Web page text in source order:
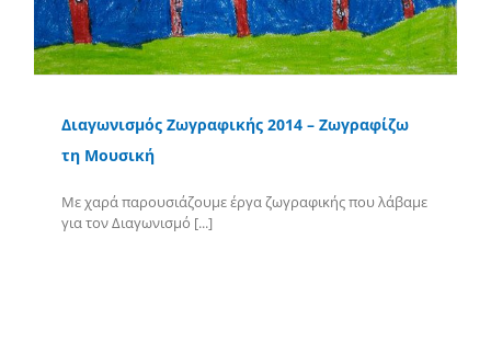
Διαγωνισμός Ζωγραφικής 2014 – Ζωγραφίζω
τη Μουσική
Με χαρά παρουσιάζουμε έργα ζωγραφικής που λάβαμε
για τον Διαγωνισμό [...]